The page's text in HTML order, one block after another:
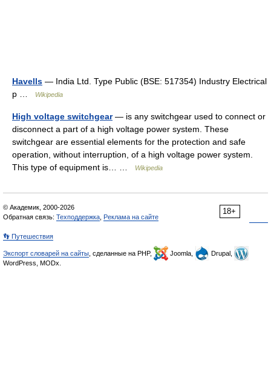
Havells — India Ltd. Type Public (BSE: 517354) Industry Electrical
p …
Wikipedia
High voltage switchgear— is any switchgear used to connect or
disconnect a part of a high voltage power system. These
switchgear are essential elements for the protection and safe
operation, without interruption, of a high voltage power system.
This type of equipment is… …
Wikipedia
18+
© Академик, 2000-2026
Обратная связь: Техподдержка Реклама на сайте
👣 Путешествия
Экспорт словарей на сайты , сделанные на PHP, Joomla,
Drupal,
WordPress, MODx.